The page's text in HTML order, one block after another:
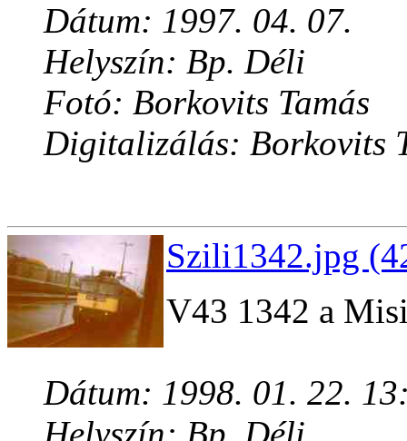
Dátum: 1997. 04. 07.
Helyszín: Bp. Déli
Fotó: Borkovits Tamás
Digitalizálás: Borkovits
Szili1342.jpg
V43 1342 a
Dátum: 1998. 01. 22.